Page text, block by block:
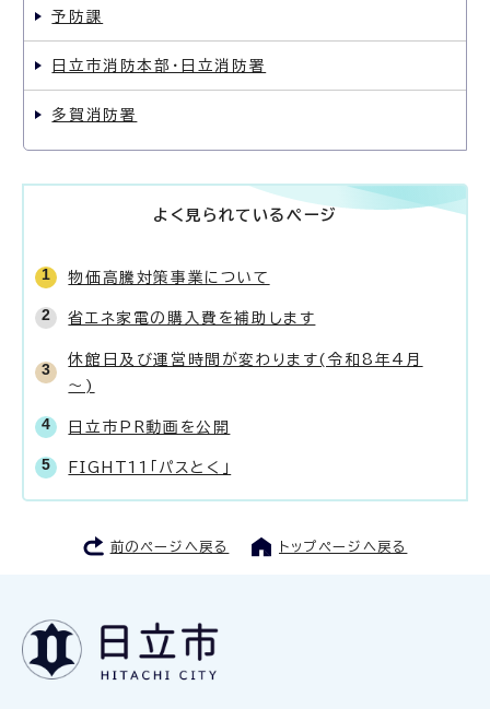
予防課
日立市消防本部・日立消防署
多賀消防署
よく見られているページ
物価高騰対策事業について
省エネ家電の購入費を補助します
休館日及び運営時間が変わります(令和8年4月
～)
日立市PR動画を公開
FIGHT11「パスとく」
前のページへ戻る トップページへ戻る